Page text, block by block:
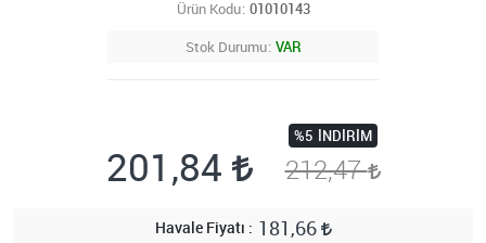
Ürün Kodu 01010143
Stok Durumu VAR
201,84
%5 İNDIRIM
212,47
Havale Fiyatı 181,66